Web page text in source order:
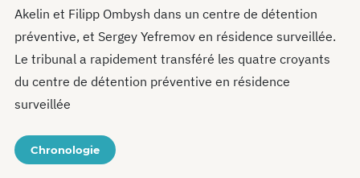
Akelin et Filipp Ombysh dans un centre de détention
préventive, et Sergey Yefremov en résidence surveillée.
Le tribunal a rapidement transféré les quatre croyants
du centre de détention préventive en résidence
surveillée
Chronologie